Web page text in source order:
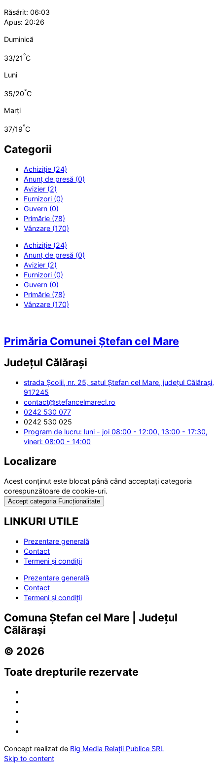
Răsărit: 06:03
Apus: 20:26
Duminică
33/21°C
Luni
35/20°C
Marți
37/19°C
Categorii
Achiziție (24)
Anunț de presă (0)
Avizier (2)
Furnizori (0)
Guvern (0)
Primărie (78)
Vânzare (170)
Achiziție (24)
Anunț de presă (0)
Avizier (2)
Furnizori (0)
Guvern (0)
Primărie (78)
Vânzare (170)
Primăria Comunei Ștefan cel Mare
Județul Călărași
strada Școlii, nr. 25, satul Ștefan cel Mare, județul Călărași,
917245
contact@stefancelmarecl.ro
0242 530 077
0242 530 025
Program de lucru: luni - joi 08:00 - 12:00, 13:00 - 17:30,
vineri: 08:00 - 14:00
Localizare
Acest conținut este blocat până când acceptați categoria
corespunzătoare de cookie-uri.
Accept categoria Funcționalitate
LINKURI UTILE
Prezentare generală
Contact
Termeni și condiții
Prezentare generală
Contact
Termeni și condiții
Comuna Ștefan cel Mare | Județul
Călărași
© 2026
Toate drepturile rezervate
Concept realizat de Big Media Relații Publice SRL
Skip to content